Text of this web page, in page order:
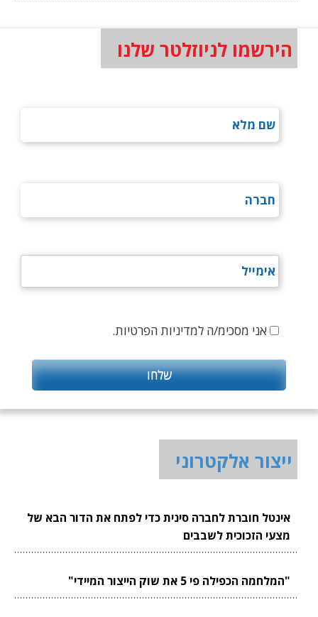
הירשמו לניוזלטר שלנו
אני מסכימ/ה למדיניות הפרטיות.
ייצור אלקטרוני
אינטל חוברת לחברה סינית כדי לפתח את הדור הבא של
מצעי הזכוכית לשבבים
"המלחמה הכפילה פי 5 את שוק הייצור המיידי"